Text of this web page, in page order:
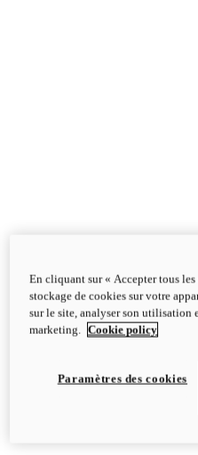
En cliquant sur « Accepter tous
stockage de cookies sur votre
sur le site, analyser son utilisation
marketing.
Cookie policy
Paramètres des cookies